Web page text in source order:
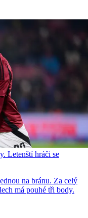
Letenští hráči se
na bránu. Za celý
má pouhé tři body.